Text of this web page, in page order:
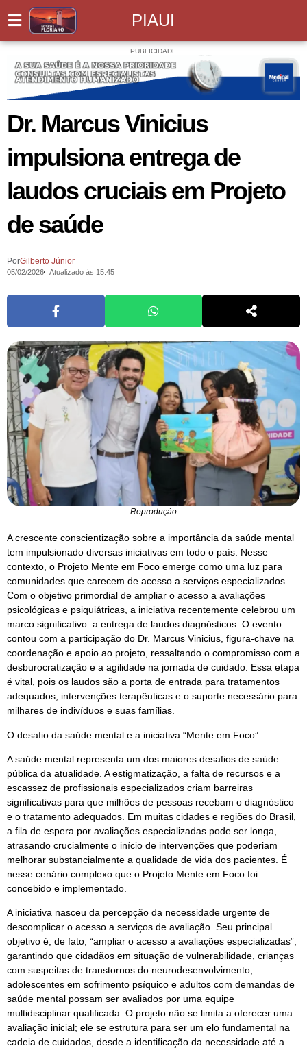
PIAUI
PUBLICIDADE
Dr. Marcus Vinicius
impulsiona entrega de
laudos cruciais em Projeto
de saúde
PorGilberto Júnior
05/02/2026 Atualizado às 15:45
Reprodução
A crescente conscientização sobre a importância da saúde mental
tem impulsionado diversas iniciativas em todo o país. Nesse
contexto, o Projeto Mente em Foco emerge como uma luz para
comunidades que carecem de acesso a serviços especializados.
Com o objetivo primordial de ampliar o acesso a avaliações
psicológicas e psiquiátricas, a iniciativa recentemente celebrou um
marco significativo: a entrega de laudos diagnósticos. O evento
contou com a participação do Dr. Marcus Vinicius, figura-chave na
coordenação e apoio ao projeto, ressaltando o compromisso com a
desburocratização e a agilidade na jornada de cuidado. Essa etapa
é vital, pois os laudos são a porta de entrada para tratamentos
adequados, intervenções terapêuticas e o suporte necessário para
milhares de indivíduos e suas famílias.
O desafio da saúde mental e a iniciativa “Mente em Foco”
A saúde mental representa um dos maiores desafios de saúde
pública da atualidade. A estigmatização, a falta de recursos e a
escassez de profissionais especializados criam barreiras
significativas para que milhões de pessoas recebam o diagnóstico
e o tratamento adequados. Em muitas cidades e regiões do Brasil,
a fila de espera por avaliações especializadas pode ser longa,
atrasando crucialmente o início de intervenções que poderiam
melhorar substancialmente a qualidade de vida dos pacientes. É
nesse cenário complexo que o Projeto Mente em Foco foi
concebido e implementado.
A iniciativa nasceu da percepção da necessidade urgente de
descomplicar o acesso a serviços de avaliação. Seu principal
objetivo é, de fato, “ampliar o acesso a avaliações especializadas”,
garantindo que cidadãos em situação de vulnerabilidade, crianças
com suspeitas de transtornos do neurodesenvolvimento,
adolescentes em sofrimento psíquico e adultos com demandas de
saúde mental possam ser avaliados por uma equipe
multidisciplinar qualificada. O projeto não se limita a oferecer uma
avaliação inicial; ele se estrutura para ser um elo fundamental na
cadeia de cuidados, desde a identificação da necessidade até a